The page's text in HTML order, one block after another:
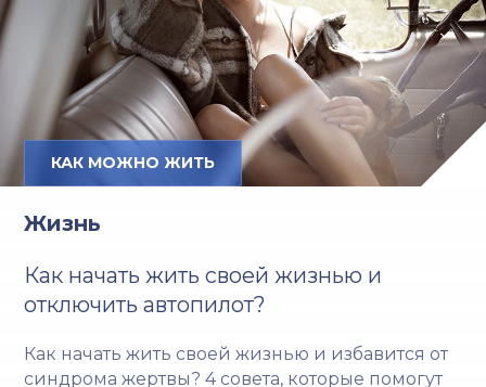
КАК МОЖНО ЖИТЬ
Жизнь
Как начать жить своей жизнью и
отключить автопилот?
Как начать жить своей жизнью и избавится от
синдрома жертвы? 4 совета, которые помогут